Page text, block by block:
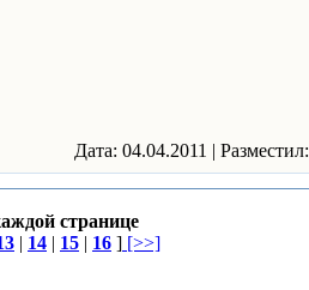
Дата: 04.04.2011 | Разместил:
странице
| 14 | 15 | 16 ] [>>]